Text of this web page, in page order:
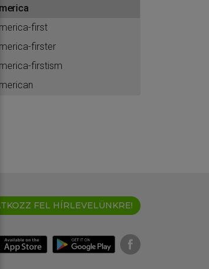
first
firster
firstism
FEL HÍRLEVELÜNKRE!